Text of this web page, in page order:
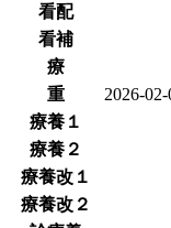
看配
看補
療
重
2026-02-
療養１
療養２
療養改１
療養改２